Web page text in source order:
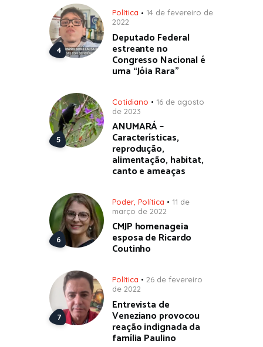
Política
14 de fevereiro de
2022
Deputado Federal
estreante no
Congresso Nacional é
uma “Jóia Rara”
Cotidiano
16 de agosto
de 2023
ANUMARÁ –
Características,
reprodução,
alimentação, habitat,
canto e ameaças
Poder Política
11 de
março de 2022
CMJP homenageia
esposa de Ricardo
Coutinho
Política
26 de fevereiro
de 2022
Entrevista de
Veneziano provocou
reação indignada da
família Paulino